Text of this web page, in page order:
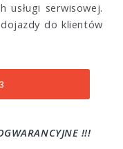
usługi serwisowej.
do klientów
!!!